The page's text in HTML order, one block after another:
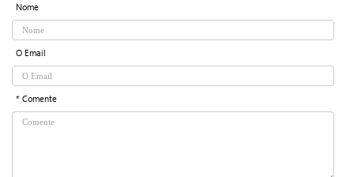
Nome
O Email
* Comente